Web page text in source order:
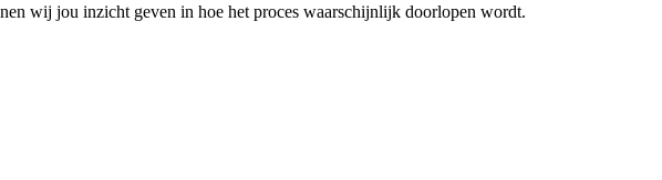
wij jou inzicht geven in hoe het proces waarschijnlijk doorlopen wordt.